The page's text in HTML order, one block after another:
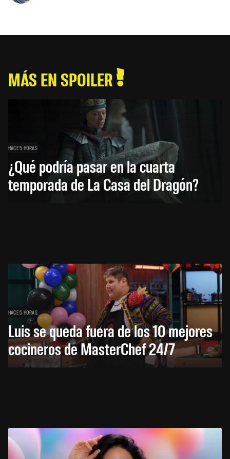
MÁS EN SPOILER
HACE 5 HORAS
¿Qué podría pasar en la cuarta
temporada de La Casa del Dragón?
HACE 5 HORAS
Luis se queda fuera de los 10 mejores
cocineros de MasterChef 24/7